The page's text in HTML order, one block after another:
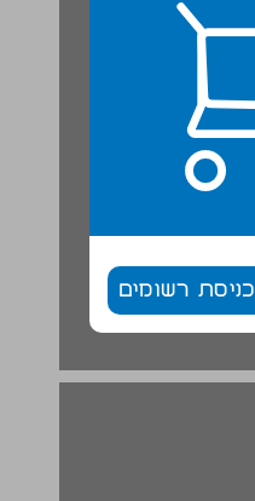
כניסת רשומים